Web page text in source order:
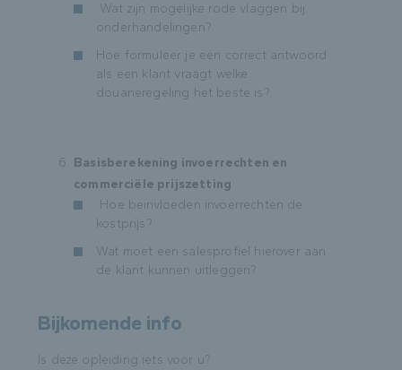
Wat zijn mogelijke rode vlaggen bij
onderhandelingen?
Hoe formuleer je een correct antwoord
als een klant vraagt welke
douaneregeling het beste is?
Basisberekening invoerrechten en
commerciële prijszetting
Hoe beïnvloeden invoerrechten de
kostprijs?
Wat moet een salesprofiel hierover aan
de klant kunnen uitleggen?
Bijkomende info
Is deze opleiding iets voor u?